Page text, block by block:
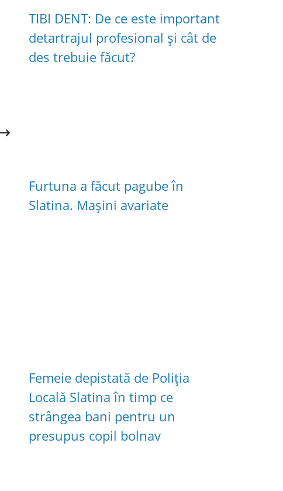
TIBI DENT: De ce este important
detartrajul profesional și cât de
des trebuie făcut?
Furtuna a făcut pagube în
Slatina. Mașini avariate
Femeie depistată de Poliția
Locală Slatina în timp ce
strângea bani pentru un
presupus copil bolnav